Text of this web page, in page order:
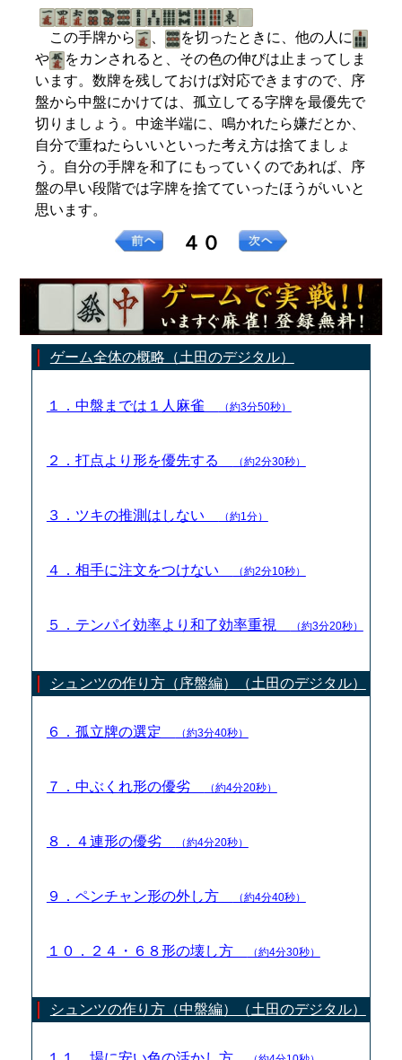
この手牌から 、
を切ったときに、他の人に
や
をカンされると、その色の伸びは止まってしま
います。数牌を残しておけば対応できますので、序
盤から中盤にかけては、孤立してる字牌を最優先で
切りましょう。中途半端に、鳴かれたら嫌だとか、
自分で重ねたらいいといった考え方は捨てましょ
う。自分の手牌を和了にもっていくのであれば、序
盤の早い段階では字牌を捨てていったほうがいいと
思います。
４０
ゲーム全体の概略（土田のデジタル）
１．中盤までは１人麻雀 （約3分50秒）
２．打点より形を優先する （約2分30秒）
３．ツキの推測はしない （約1分）
４．相手に注文をつけない （約2分10秒）
５．テンパイ効率より和了効率重視 （約3分20秒）
シュンツの作り方（序盤編）（土田のデジタル）
６．孤立牌の選定 （約3分40秒）
７．中ぶくれ形の優劣 （約4分20秒）
８．４連形の優劣 （約4分20秒）
９．ペンチャン形の外し方 （約4分40秒）
１０．２４・６８形の壊し方 （約4分30秒）
シュンツの作り方（中盤編）（土田のデジタル）